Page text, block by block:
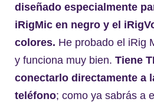
diseñado especialmente
iRigMic en negro y el
colores. He probado el iRig
y funciona muy bien. Tiene
conectarlo directamente a
teléfono; como ya sabrás a